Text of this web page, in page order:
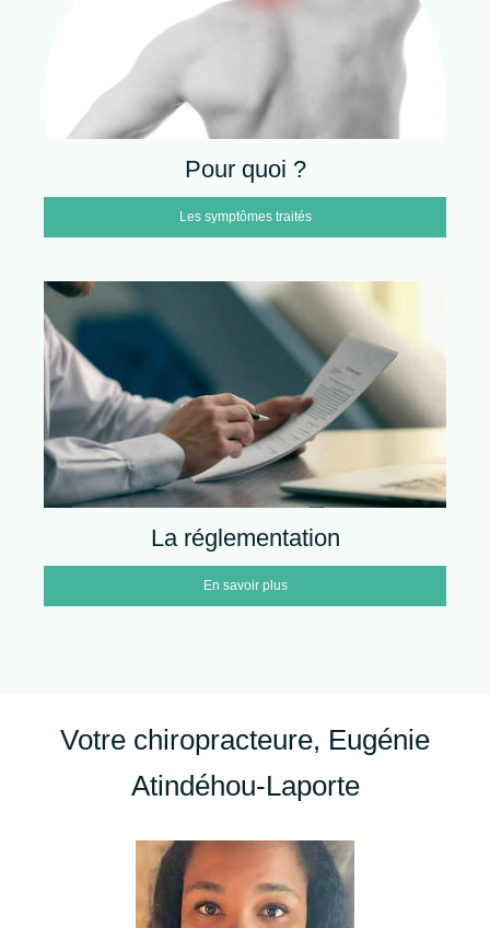
Pour quoi ?
Les symptômes traités
La réglementation
En savoir plus
Votre chiropracteure, Eugénie
Atindéhou-Laporte